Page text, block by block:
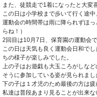
また、徒競走で1着になったと大変
この日は小学校まで歩いて行く途
運動会の時間帯は雨に降られずほ
らね！）
2回目は10月7日、保育園の運動会で
この日は天気も良く運動会日和で
ちの様子が楽しみでした。
上の子はお遊戯も大玉ころがしな
そうに参加している姿が見られまし
下の子は１才児のため最後の方は
私達は普段あまり見ることが出来